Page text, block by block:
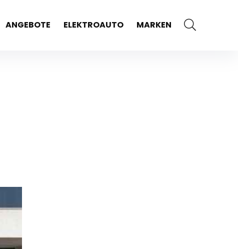
ANGEBOTE ELEKTROAUTO MARKEN